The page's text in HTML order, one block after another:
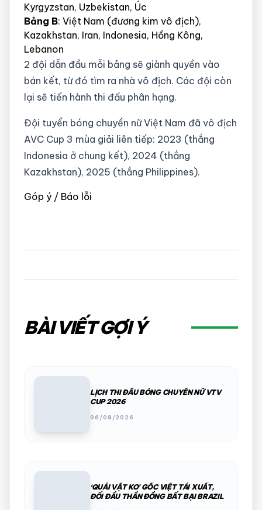
Kyrgyzstan, Uzbekistan, Úc
Bảng B: Việt Nam (đương kim vô địch),
Kazakhstan, Iran, Indonesia, Hồng Kông,
Lebanon
2 đội dẫn đầu mỗi bảng sẽ giành quyền vào
bán kết, từ đó tìm ra nhà vô địch. Các đội còn
lại sẽ tiến hành thi đấu phân hạng.
Đội tuyển bóng chuyền nữ Việt Nam đã vô địch
AVC Cup 3 mùa giải liên tiếp: 2023 (thắng
Indonesia ở chung kết), 2024 (thắng
Kazakhstan), 2025 (thắng Philippines).
Góp ý / Báo lỗi
BÀI VIẾT GỢI Ý
LỊCH THI ĐẤU BÓNG CHUYỀN NỮ VTV
CUP 2026
06/08/2026
‘QUÁI VẬT KO’ GỐC VIỆT TÁI XUẤT,
ĐỐI ĐẦU THẦN ĐỒNG BẤT BẠI BRAZIL